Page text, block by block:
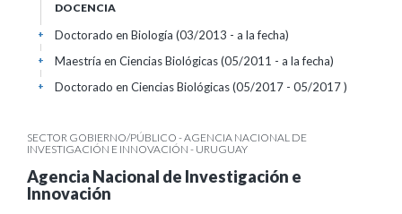
DOCENCIA
Doctorado en Biología (03/2013 - a la fecha)
+
Maestría en Ciencias Biológicas (05/2011 - a la fecha)
+
Doctorado en Ciencias Biológicas (05/2017 - 05/2017 )
+
SECTOR GOBIERNO/PÚBLICO - AGENCIA NACIONAL DE
INVESTIGACIÓN E INNOVACIÓN - URUGUAY
Agencia Nacional de Investigación e
Innovación